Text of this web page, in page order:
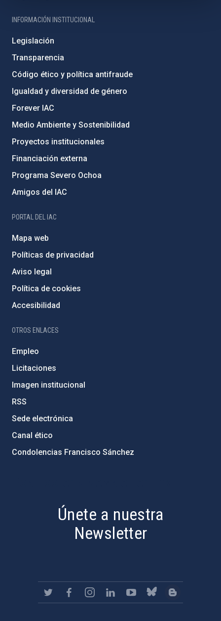
INFORMACIÓN INSTITUCIONAL
Legislación
Transparencia
Código ético y política antifraude
Igualdad y diversidad de género
Forever IAC
Medio Ambiente y Sostenibilidad
Proyectos institucionales
Financiación externa
Programa Severo Ochoa
Amigos del IAC
PORTAL DEL IAC
Mapa web
Políticas de privacidad
Aviso legal
Política de cookies
Accesibilidad
OTROS ENLACES
Empleo
Licitaciones
Imagen institucional
RSS
Sede electrónica
Canal ético
Condolencias Francisco Sánchez
Únete a nuestra
Newsletter